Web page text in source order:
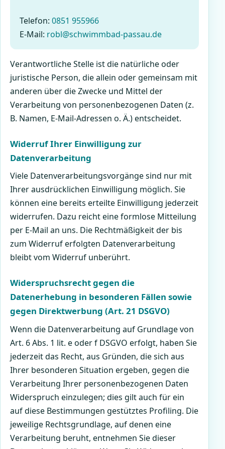
Telefon:0851 955966
E-Mail: robl@schwimmbad-passau.de
Verantwortliche Stelle ist die natürliche oder
juristische Person, die allein oder gemeinsam mit
anderen über die Zwecke und Mittel der
Verarbeitung von personenbezogenen Daten (z.
B. Namen, E-Mail-Adressen o. Ä.) entscheidet.
Widerruf Ihrer Einwilligung zur
Datenverarbeitung
Viele Datenverarbeitungsvorgänge sind nur mit
Ihrer ausdrücklichen Einwilligung möglich. Sie
können eine bereits erteilte Einwilligung jederzeit
widerrufen. Dazu reicht eine formlose Mitteilung
per E-Mail an uns. Die Rechtmäßigkeit der bis
zum Widerruf erfolgten Datenverarbeitung
bleibt vom Widerruf unberührt.
Widerspruchsrecht gegen die
Datenerhebung in besonderen Fällen sowie
gegen Direktwerbung (Art. 21 DSGVO)
Wenn die Datenverarbeitung auf Grundlage von
Art. 6 Abs. 1 lit. e oder f DSGVO erfolgt, haben Sie
jederzeit das Recht, aus Gründen, die sich aus
Ihrer besonderen Situation ergeben, gegen die
Verarbeitung Ihrer personenbezogenen Daten
Widerspruch einzulegen; dies gilt auch für ein
auf diese Bestimmungen gestütztes Profiling. Die
jeweilige Rechtsgrundlage, auf denen eine
Verarbeitung beruht, entnehmen Sie dieser